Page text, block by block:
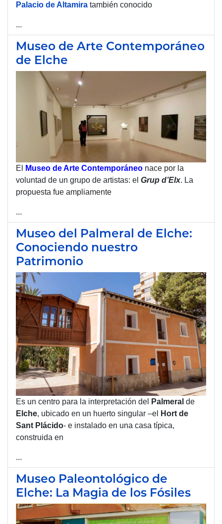
Palacio de Altamira también conocido
...
Museo de Arte Contemporáneo
de Elche
El Museo de Arte Contemporáneo nace por la
voluntad de un grupo de artistas: el Grup d’Elx. La
propuesta fue ampliamente
...
Museo del Palmeral de Elche:
Conociendo nuestro
Patrimonio
Es un centro para la interpretación del Palmeral de
Elche, ubicado en un huerto singular –el
Hort de
Sant Plácido- e instalado en una casa típica,
construida en
...
Museo Paleontológico de
Elche: La Magia de los Fósiles